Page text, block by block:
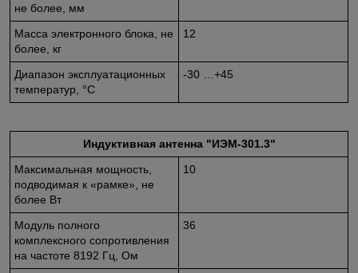
не более, мм
Масса электронного блока, не
более, кг
12
Диапазон эксплуатационных
температур, °С
-30 …+45
Индуктивная антенна "ИЭМ-301.3"
Максимальная мощность,
подводимая к «рамке», не
более Вт
10
Модуль полного
комплексного сопротивления
на частоте 8192 Гц, Ом
36